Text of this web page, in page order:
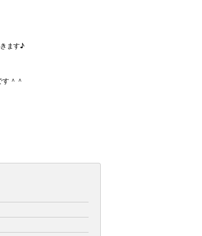
ます♪
＾＾